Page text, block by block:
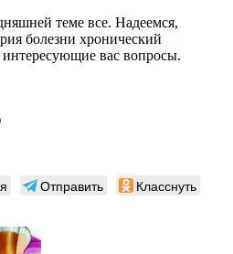
теме все. Надеемся,
болезни хронический
интересующие вас вопросы.
Отправить Класснуть